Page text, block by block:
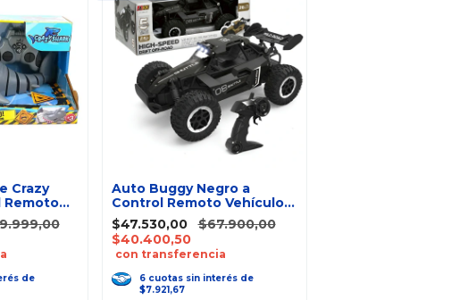
Crazy
Remoto
de
Auto Buggy Negro a
Control Remoto Vehículo
Todo Terreno
$47.530,00
$67.900,00
$40.400,50
con transferencia
6 cuotas sin interés de
$7.921,67